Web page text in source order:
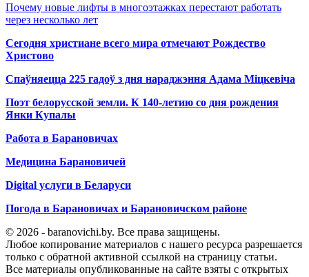
Почему новые лифты в многоэтажках перестают работать
через несколько лет
Сегодня христиане всего мира отмечают Рождество
Христово
Спаўняецца 225 гадоў з дня нараджэння Адама Міцкевіча
Поэт белорусской земли. К 140-летию со дня рождения
Янки Купалы
Работа в Барановичах
Медицина Барановичей
Digital услуги в Беларуси
Погода в Барановичах и Барановичском районе
© 2026 - baranovichi.by. Все права защищены.
Любое копирование материалов с нашего ресурса разрешается
только с обратной активной ссылкой на страницу статьи.
Все материалы опубликованные на сайте взяты с открытых